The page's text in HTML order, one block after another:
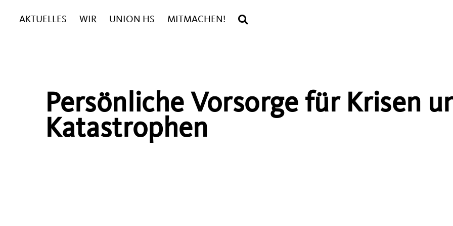
AKTUELLES WIR UNION HS MITMACHEN!
Persönliche Vorsorge für Krisen
Katastrophen